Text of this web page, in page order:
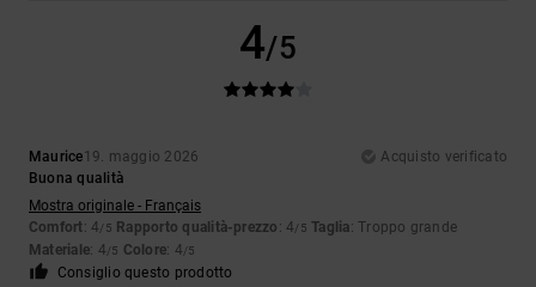
4/5
Maurice19. maggio 2026
Acquisto verificato
Buona qualità
Mostra originale - Français
Comfort: 4/5 Rapporto qualità-prezzo : 4/5 Taglia: Troppo grande
Materiale: 4/5 Colore: 4/5
Consiglio questo prodotto